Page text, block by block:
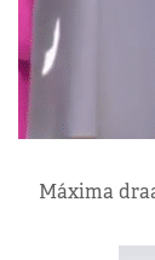
Máxima